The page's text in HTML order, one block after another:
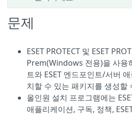
문제
ESET PROTECT 및 ESET
Prem(Windows 전용)을 사용
트와 ESET 엔드포인트/서버
치할 수 있는 패키지를 생성할
올인원 설치 프로그램에는
애플리케이션, 구독, 정책,